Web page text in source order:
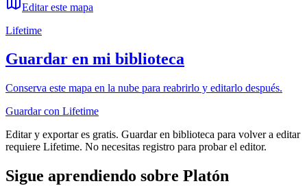
Editar este mapa
Lifetime
Guardar en mi biblioteca
Conserva este mapa en la nube para reabrirlo y editarlo después.
Guardar con Lifetime
Editar y exportar es gratis. Guardar en biblioteca para volver a editar
requiere Lifetime. No necesitas registro para probar el editor.
Sigue aprendiendo sobre Platón